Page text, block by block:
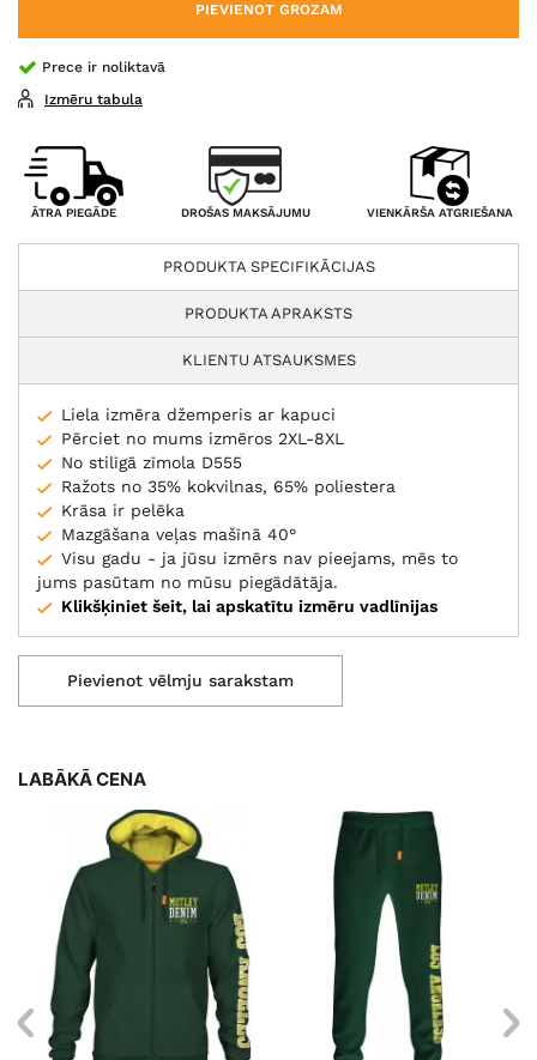
PIEVIENOT GROZAM
Prece ir noliktavā
Izmēru tabula
ĀTRA PIEGĀDE DROŠAS MAKSĀJUMU VIENKĀRŠA ATGRIEŠANA
PRODUKTA SPECIFIKĀCIJAS
PRODUKTA APRAKSTS
KLIENTU ATSAUKSMES
Liela izmēra džemperis ar kapuci
Pērciet no mums izmēros 2XL-8XL
No stilīgā zīmola D555
Ražots no 35% kokvilnas, 65% poliestera
Krāsa ir pelēka
Mazgāšana veļas mašīnā 40°
Visu gadu - ja jūsu izmērs nav pieejams, mēs to
jums pasūtam no mūsu piegādātāja.
Klikšķiniet šeit, lai apskatītu izmēru vadlīnijas
Pievienot vēlmju sarakstam
LABĀKĀ CENA